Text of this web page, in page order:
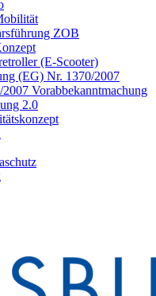
ZOB
(E-Scooter)
(EG) Nr. 1370/2007
Vorabbekanntmachung
2.0